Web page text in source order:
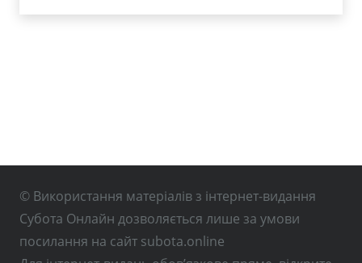
© Використання матеріалів з інтернет-видання
Субота Онлайн дозволяється лише за умови
посилання на сайт subota.online